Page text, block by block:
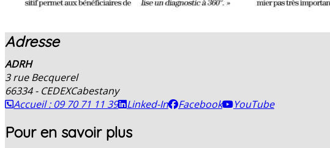
Adresse
ADRH
3 rue Becquerel
66334 - CEDEXCabestany
Accueil : 09 70 71 11 39
Linked-In Facebook YouTube
Pour en savoir plus